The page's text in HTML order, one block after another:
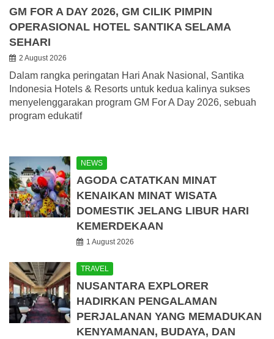
GM FOR A DAY 2026, GM CILIK PIMPIN
OPERASIONAL HOTEL SANTIKA SELAMA
SEHARI
2 August 2026
Dalam rangka peringatan Hari Anak Nasional, Santika
Indonesia Hotels & Resorts untuk kedua kalinya sukses
menyelenggarakan program GM For A Day 2026, sebuah
program edukatif
NEWS
AGODA CATATKAN MINAT
KENAIKAN MINAT WISATA
DOMESTIK JELANG LIBUR HARI
KEMERDEKAAN
1 August 2026
TRAVEL
NUSANTARA EXPLORER
HADIRKAN PENGALAMAN
PERJALANAN YANG MEMADUKAN
KENYAMANAN, BUDAYA, DAN